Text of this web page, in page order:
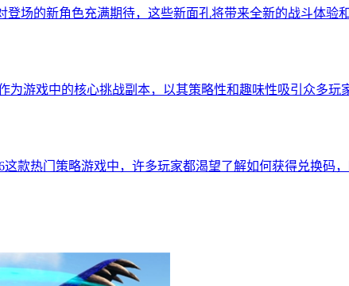
场的新角色充满期待，这些新面孔将带来全新的战斗体验
为游戏中的核心挑战副本，以其策略性和趣味性吸引众多
款热门策略游戏中，许多玩家都渴望了解如何获得兑换码